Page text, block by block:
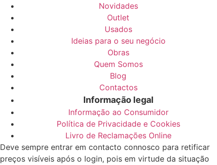
Novidades
Outlet
Usados
Ideias para o seu negócio
Obras
Quem Somos
Blog
Contactos
Informação legal
Informação ao Consumidor
Política de Privacidade e Cookies
Livro de Reclamações Online
Deve sempre entrar em contacto connosco para retificar
preços visíveis após o login, pois em virtude da situação